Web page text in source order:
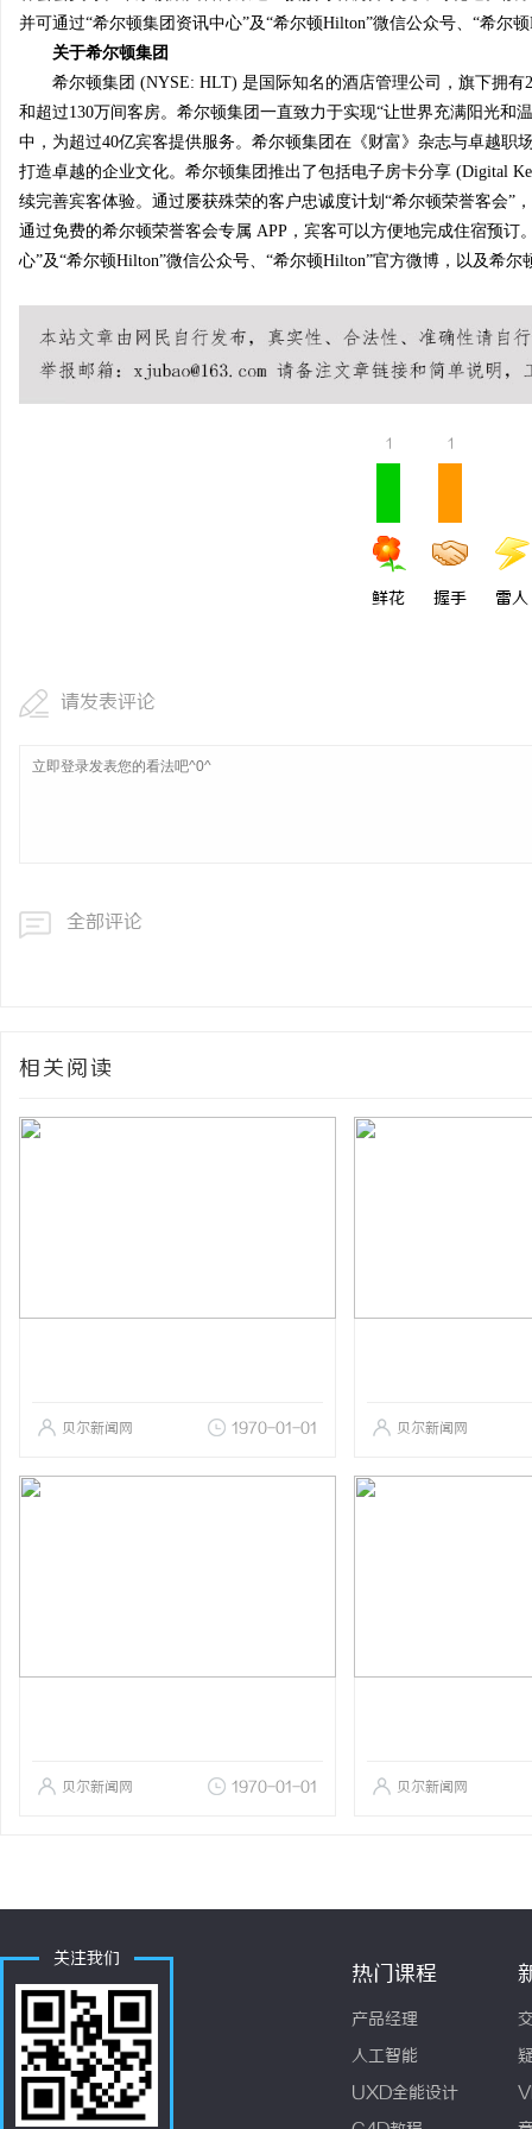
并可通过“希尔顿集团资讯中心”及“希尔顿Hilton”微信公众号、“希尔
关于希尔顿集团
希尔顿集团 (NYSE: HLT) 是国际知名的酒店管理公司，旗下拥
和超过130万间客房。希尔顿集团一直致力于实现“让世界充满阳光和
中，为超过40亿宾客提供服务。希尔顿集团在《财富》杂志与卓越职
打造卓越的企业文化。希尔顿集团推出了包括电子房卡分享 (Digital
续完善宾客体验。通过屡获殊荣的客户忠诚度计划“希尔顿荣誉客会”
通过免费的希尔顿荣誉客会专属 APP，宾客可以方便地完成住宿预订
心”及“希尔顿Hilton”微信公众号、“希尔顿Hilton”官方微博，以及希
1
鲜花
1
握手 雷人
请发表评论
全部评论
相关阅读
贝尔新闻网 1970-01-01 贝尔新闻网
贝尔新闻网 1970-01-01 贝尔新闻网
关注我们
热门课程
产品经理
人工智能
UXD全能设计